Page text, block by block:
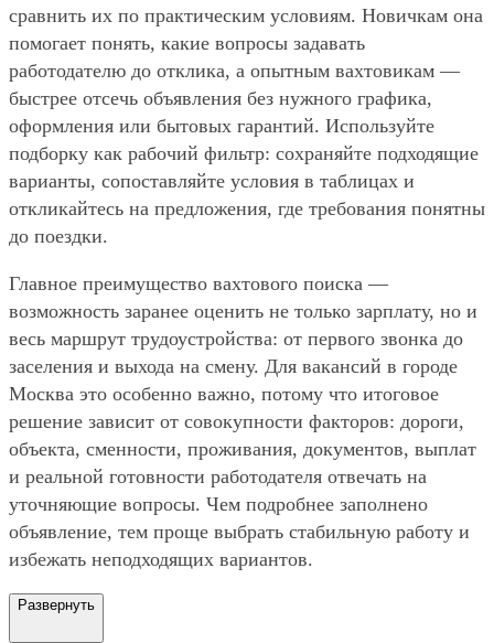
сравнить их по практическим условиям. Новичкам она
помогает понять, какие вопросы задавать
работодателю до отклика, а опытным вахтовикам —
быстрее отсечь объявления без нужного графика,
оформления или бытовых гарантий. Используйте
подборку как рабочий фильтр: сохраняйте подходящие
варианты, сопоставляйте условия в таблицах и
откликайтесь на предложения, где требования понятны
до поездки.
Главное преимущество вахтового поиска —
возможность заранее оценить не только зарплату, но и
весь маршрут трудоустройства: от первого звонка до
заселения и выхода на смену. Для вакансий в городе
Москва это особенно важно, потому что итоговое
решение зависит от совокупности факторов: дороги,
объекта, сменности, проживания, документов, выплат
и реальной готовности работодателя отвечать на
уточняющие вопросы. Чем подробнее заполнено
объявление, тем проще выбрать стабильную работу и
избежать неподходящих вариантов.
Развернуть